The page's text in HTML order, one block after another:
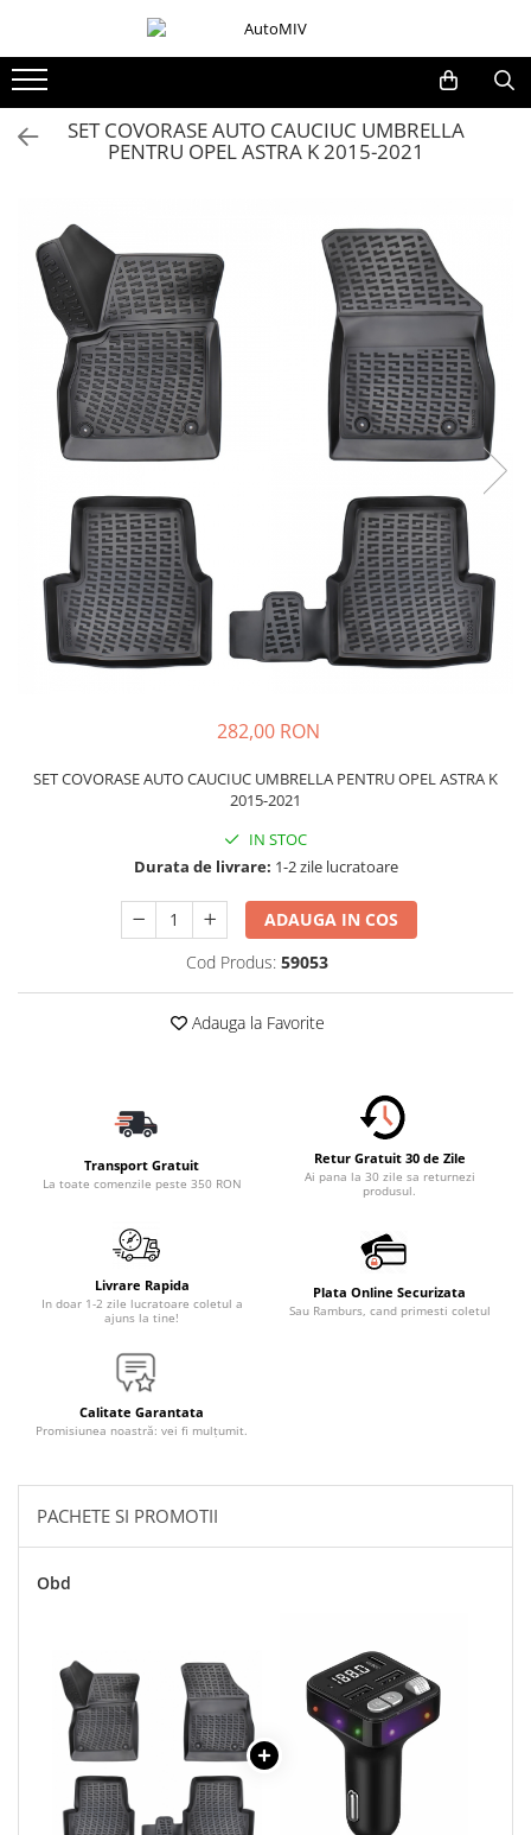
Oferta Saptamanii
Bloc Lumini
Butoane Reglare Oglinzi
Seturi Butoane
Butoane Blocare/Deblocare
Buton Frana
Buton Clapeta Rezervor
Buton Portbagaj
Butoane Semnalizare
Schimbatoare Viteze
Accesorii Auto
Accesorii Auto Exterior
Husa Auto / Prelata Auto
Inchidere Centralizata
Tavite Portbagaj Dedicate
Covorase Auto/ Presuri Auto
Accesorii Siguranta Auto
Incarcatoare Auto
Accesorii pentru Roti si Anvelope
Husa Anvelope
Organizatoare Auto
Iluminat Auto
Semnalizari
Accesorii LED
Piese Caroserie
Oglinzi
Accesorii Camioane
Lampi si Proiectoare Camion
Marcaje si Echipamente de
Siguranta
Accesorii Cabina Camion
Echipamente Electrice si
SET COVORASE AUTO CAUCIUC UMBRELLA
PENTRU OPEL ASTRA K 2015-2021
282,00 RON
SET COVORASE AUTO CAUCIUC UMBRELLA PENTRU OPEL ASTRA K
2015-2021
IN STOC
Durata de livrare: 1-2 zile lucratoare
ADAUGA IN COS
Cod Produs: 59053
Adauga la Favorite
Transport Gratuit
La toate comenzile peste 350 RON
Retur Gratuit 30 de Zile
Ai pana la 30 zile sa returnezi
produsul.
Livrare Rapida
In doar 1-2 zile lucratoare coletul a
ajuns la tine!
Plata Online Securizata
Sau Ramburs, cand primesti coletul
Calitate Garantata
Promisiunea noastră: vei fi mulțumit.
PACHETE SI PROMOTII
Obd